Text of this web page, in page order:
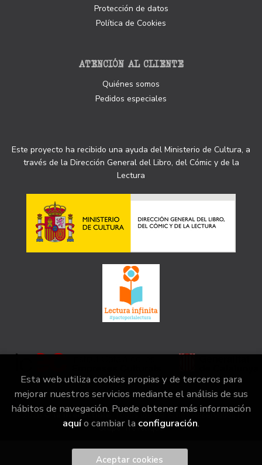
Protección de datos
Política de Cookies
ATENCIÓN AL CLIENTE
Quiénes somos
Pedidos especiales
Este proyecto ha recibido una ayuda del Ministerio de Cultura, a
través de la Dirección General del Libro, del Cómic y de la
Lectura
2026 ©la irreductible . Todos los Derechos Reservados |
Grupo Trevenque
Esta web utiliza cookies propias y de terceros para
mejorar nuestros servicios mediante el análisis de sus
hábitos de navegación. Puede obtener más información
aquío cambiar la configuración.
Aceptar cookies